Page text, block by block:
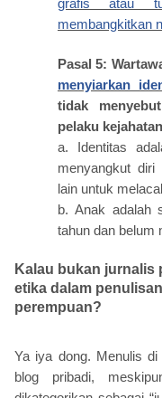
membangkitkan
Pasal 5:
menyiarkan
tidak
pelaku
a. Identitas
menyangkut diri
lain untuk
b. Anak adalah
tahun dan belum
Kalau bukan jurnalis
etika dalam
perempuan?
Ya iya dong. Menulis
blog pribadi,